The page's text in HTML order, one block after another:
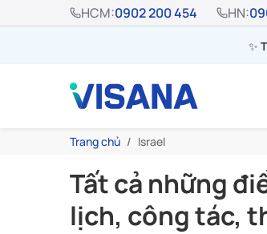
HCM:0902 200 454 HN:
✨
Trang chủ Israel
Tất cả những
lịch, công tác,